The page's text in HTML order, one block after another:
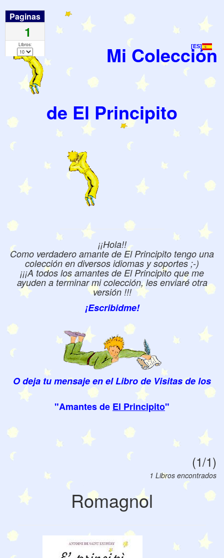
[ES]
Mi Colección
de El Principito
¡¡Hola!!
Como verdadero amante de El Principito tengo una
colección en diversos idiomas y soportes ;-)
¡¡¡A todos los amantes de El Principito que me
ayuden a terminar mi colección, les enviaré otra
versión !!!
¡Escribidme!
O deja tu mensaje en el Libro de Visitas de los
"Amantes de El Principito"
(1/1)
1 Libros encontrados
Romagnol
Paginas
1
Libros: